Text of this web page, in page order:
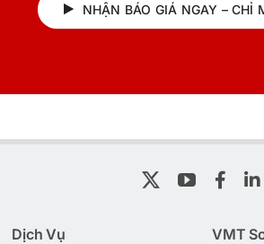
NHẬN BÁO GIÁ NGAY – CHỈ
Dịch Vụ
VMT